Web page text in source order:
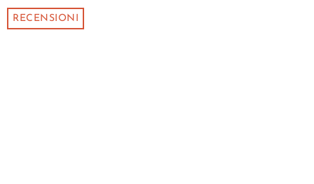
RECENSIONI